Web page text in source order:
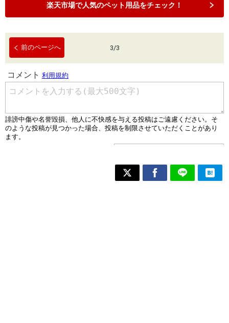
楽天市場で人気のペット用品をチェック！
前のページへ 3/3